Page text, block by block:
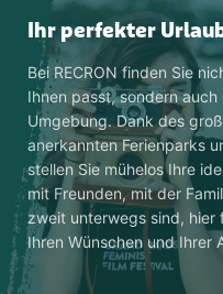
Ihr perfekter
Bei RECRON finden Sie
Ihnen passt, sondern
Umgebung. Dank des
anerkannten Ferienparks
stellen Sie mühelos Ihre
mit Freunden, mit der
zweit unterwegs sind, hier
Ihren Wünschen und Ihrer